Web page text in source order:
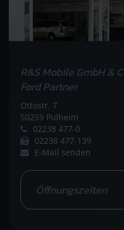
R&S Mobile GmbH &
Ford Partner
Ottostr. 7
50259 Pulheim
02238 477-0
02238 477-139
E-Mail senden
Öffnungszeiten